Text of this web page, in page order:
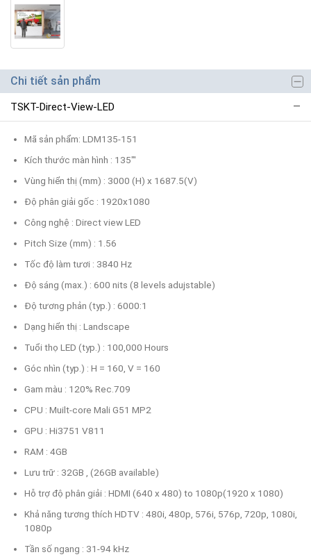
Chi tiết sản phẩm
TSKT-Direct-View-LED
Mã sản phẩm: LDM135-151
Kích thước màn hình : 135"'
Vùng hiển thị (mm) : 3000 (H) x 1687.5(V)
Độ phân giải gốc : 1920x1080
Công nghệ : Direct view LED
Pitch Size (mm) : 1.56
Tốc độ làm tươi : 3840 Hz
Độ sáng (max.) : 600 nits (8 levels adujstable)
Độ tương phản (typ.) : 6000:1
Dạng hiển thị : Landscape
Tuổi thọ LED (typ.) : 100,000 Hours
Góc nhìn (typ.) : H = 160, V = 160
Gam màu : 120% Rec.709
CPU : Muilt-core Mali G51 MP2
GPU : Hi3751 V811
RAM : 4GB
Lưu trữ : 32GB , (26GB available)
Hỗ trợ độ phân giải : HDMI (640 x 480) to 1080p(1920 x 1080)
Khả năng tương thích HDTV : 480i, 480p, 576i, 576p, 720p, 1080i,
1080p
Tần số ngang : 31-94 kHz